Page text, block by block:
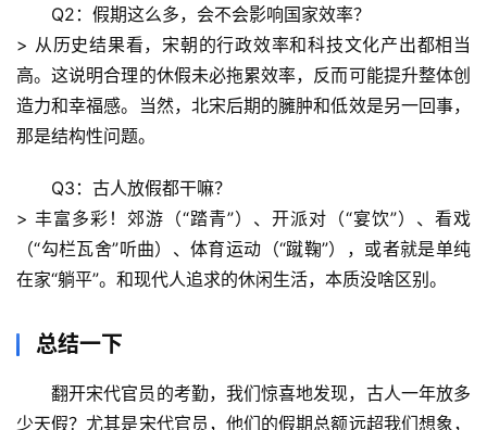
站
辟
谣
Q2：假期这么多，会不会影响国家效率？
> 从历史结果看，宋朝的行政效率和科技文化产出都相当
高。这说明合理的休假未必拖累效率，反而可能提升整体创
造力和幸福感。当然，北宋后期的臃肿和低效是另一回事，
那是结构性问题。
Q3：古人放假都干嘛？
> 丰富多彩！郊游（“踏青”）、开派对（“宴饮”）、看戏
（“勾栏瓦舍”听曲）、体育运动（“蹴鞠”），或者就是单纯
在家“躺平”。和现代人追求的休闲生活，本质没啥区别。
总结一下
翻开宋代官员的考勤，我们惊喜地发现， 古人一年放多
少天假？尤其是宋代官员，他们的假期总额远超我们想象，